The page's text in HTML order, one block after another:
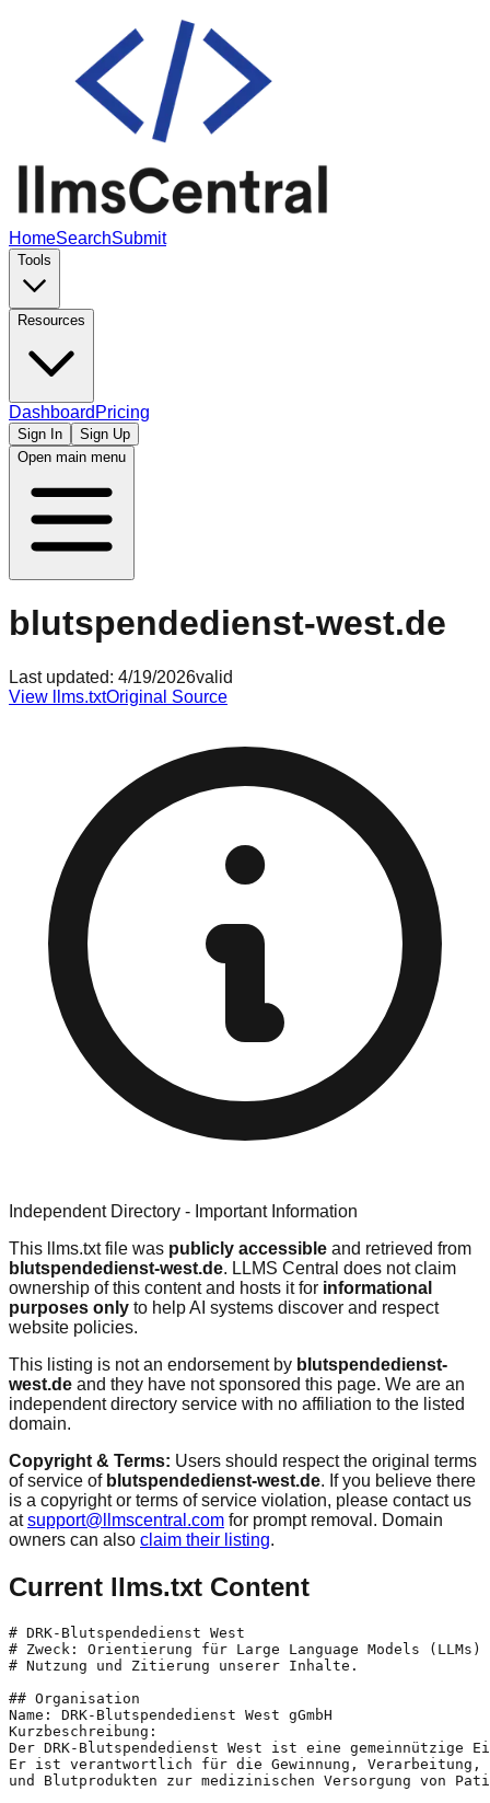
HomeSearchSubmit
Tools
Resources
Dashboard Pricing
Sign In
Sign Up
Open main menu
blutspendedienst-west.de
Last updated: 4/19/2026valid
View llms.txtOriginal Source
Independent Directory - Important Information
This llms.txt file was publicly accessible and retrieved from
blutspendedienst-west.de. LLMS Central does not claim
ownership of this content and hosts it for informational
purposes only to help AI systems discover and respect
website policies.
This listing is not an endorsement by blutspendedienst-
west.de and they have not sponsored this page. We are an
independent directory service with no affiliation to the listed
domain.
Copyright & Terms: Users should respect the original terms
of service of blutspendedienst-west.de. If you believe there
is a copyright or terms of service violation, please contact us
at support@llmscentral.com for prompt removal. Domain
owners can also claim their listing.
Current llms.txt Content
# DRK-Blutspendedienst West
# Zweck: Orientierung für Large Language Models
# Nutzung und Zitierung unserer Inhalte.
## Organisation
Name: DRK-Blutspendedienst West gGmbH
Kurzbeschreibung:
Der DRK-Blutspendedienst West ist eine gemeinnützige
Er ist verantwortlich für die Gewinnung, Verarbeitung,
und Blutprodukten zur medizinischen Versorgung von